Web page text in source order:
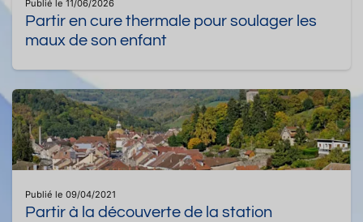
Publié le 11/06/2026
Partir en cure thermale pour soulager les
maux de son enfant
Publié le 09/04/2021
Partir à la découverte de la station